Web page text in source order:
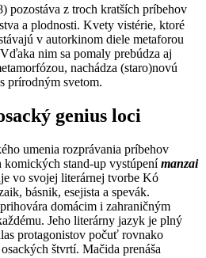
z troch kratších príbehov
a plodnosti. Kvety vistérie, ktoré
v autorkinom diele metaforou
nim sa pomaly prebúdza aj
nachádza (staro)novú
prírodným svetom.
genius loci
umenia rozprávania príbehov
stand-up vystúpenímanzai
vo svojej literárnej tvorbe Kó
básnik, esejista a spevák.
domácim i zahraničným
Jeho literárny jazyk je plný
protagonistov počuť rovnako
štvrtí. Mačida prenáša